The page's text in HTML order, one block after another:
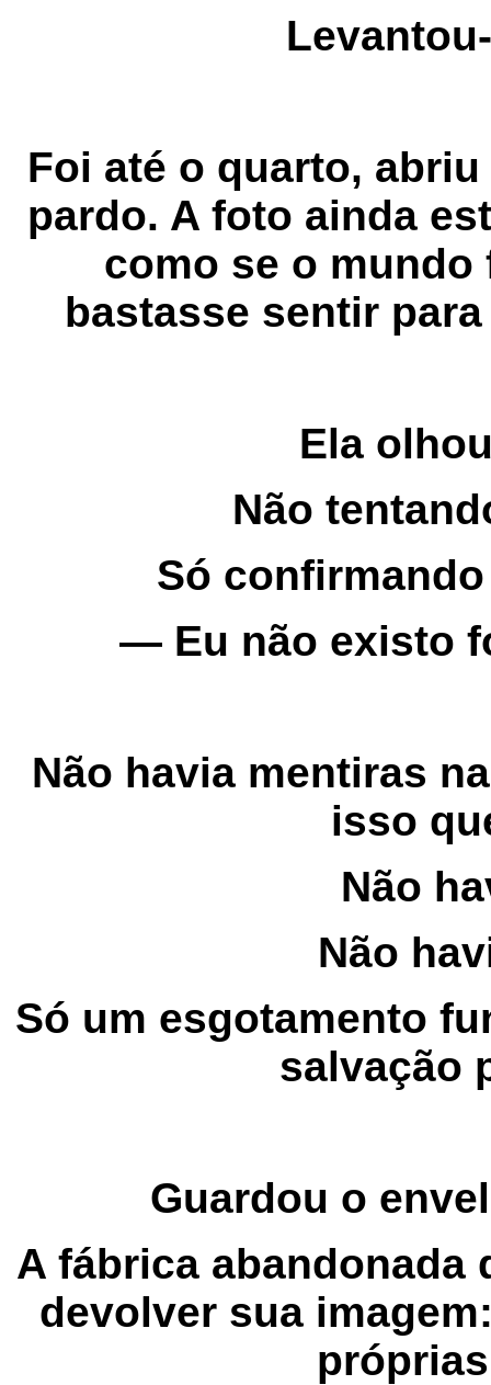
Foi até o quarto,
pardo. A foto ainda
como se o
bastasse sentir
Ela
Não
Só
— Eu não existo
Não havia mentiras
isso
Não
Não
Só um esgotamento
salvação
Guardou o
A fábrica abandonada
devolver sua